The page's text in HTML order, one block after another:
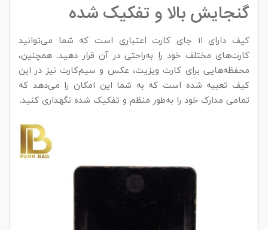
گنجایش بالا و تفکیک شده
کیف دارای ۱۱ جای کارت اعتباری است که شما می‌توانید
کارت‌های مختلف خود را به‌راحتی در آن قرار دهید. همچنین،
محفظه‌هایی برای کارت ویزیت، عکس و سیم‌کارت نیز در این
کیف تعبیه شده است که به شما این امکان را می‌دهد که
تمامی مدارک خود را به‌طور منظم و تفکیک شده نگهداری کنید.